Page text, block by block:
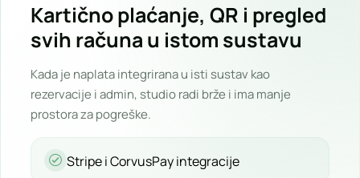
Kartično plaćanje, QR i pregled
svih računa u istom sustavu
Kada je naplata integrirana u isti sustav kao
rezervacije i admin, studio radi brže i ima manje
prostora za pogreške.
Stripe i CorvusPay integracije